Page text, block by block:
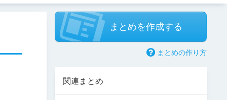
まとめを作成する
まとめの作り方
関連まとめ